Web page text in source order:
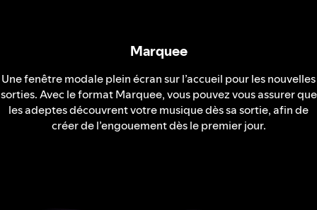
Marquee
Une fenêtre modale plein écran sur l’accueil pour les nouvelles
sorties. Avec le format Marquee, vous pouvez vous assurer que
les adeptes découvrent votre musique dès sa sortie, afin de
créer de l’engouement dès le premier jour.